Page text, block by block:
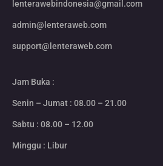
lenterawebindonesia@gmail.com
admin@lenteraweb.com
support@lenteraweb.com
Jam Buka :
Senin – Jumat : 08.00 – 21.00
Sabtu : 08.00 – 12.00
Minggu : Libur